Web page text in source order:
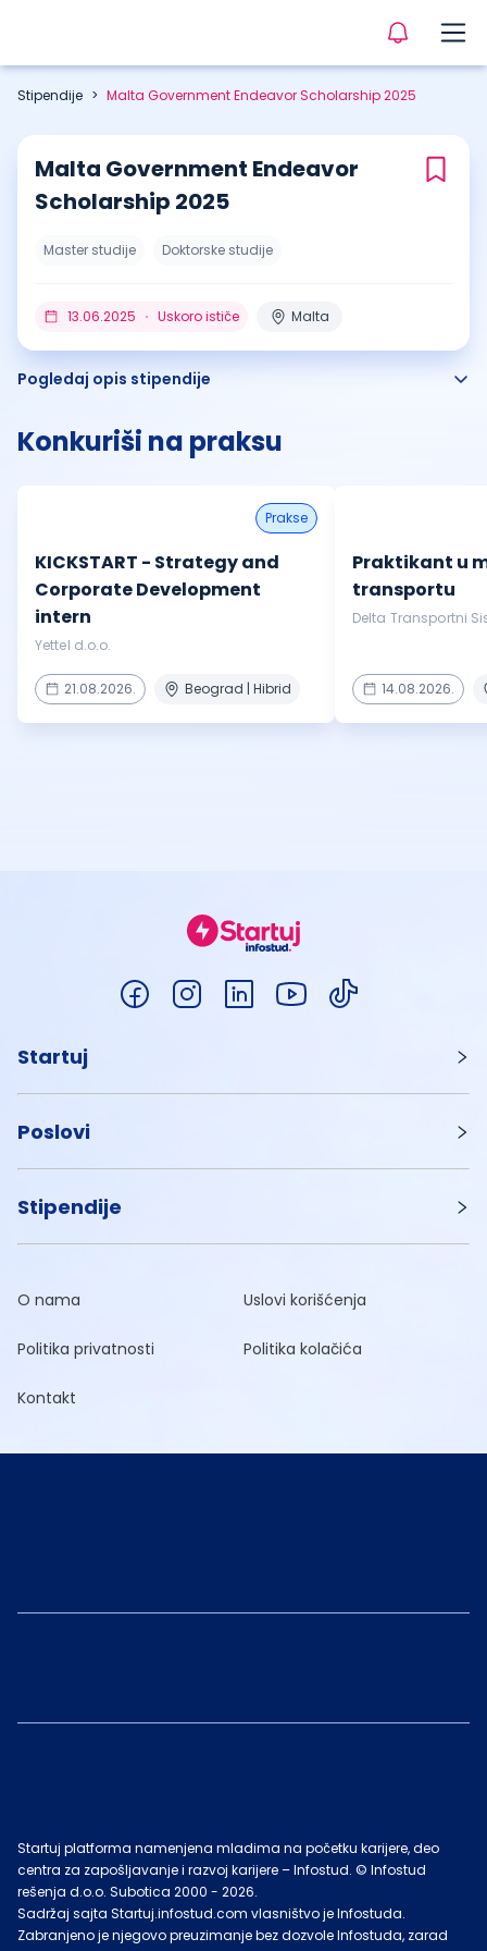
Stipendije > Malta Government Endeavor Scholarship 2025
Malta Government Endeavor
Scholarship 2025
Master studije Doktorske studije
13.06.2025 Uskoro ističe Malta
Pogledaj opis stipendije
Konkuriši na praksu
prakse
KICKSTART - Strategy and
Corporate Development
intern
Yettel d.o.o.
21.08.2026. Beograd | Hibrid
Praktikant u
transportu
Delta Transportni
14.08.2026.
Startuj
Poslovi
Stipendije
O nama Uslovi korišćenja
Politika privatnosti Politika kolačića
Kontakt
Startuj platforma namenjena mladima na početku karijere, deo
centra za zapošljavanje i razvoj karijere – Infostud. © Infostud
rešenja d.o.o. Subotica 2000 - 2026.
Sadržaj sajta Startuj.infostud.com vlasništvo je Infostuda.
Zabranjeno je njegovo preuzimanje bez dozvole Infostuda, zarad